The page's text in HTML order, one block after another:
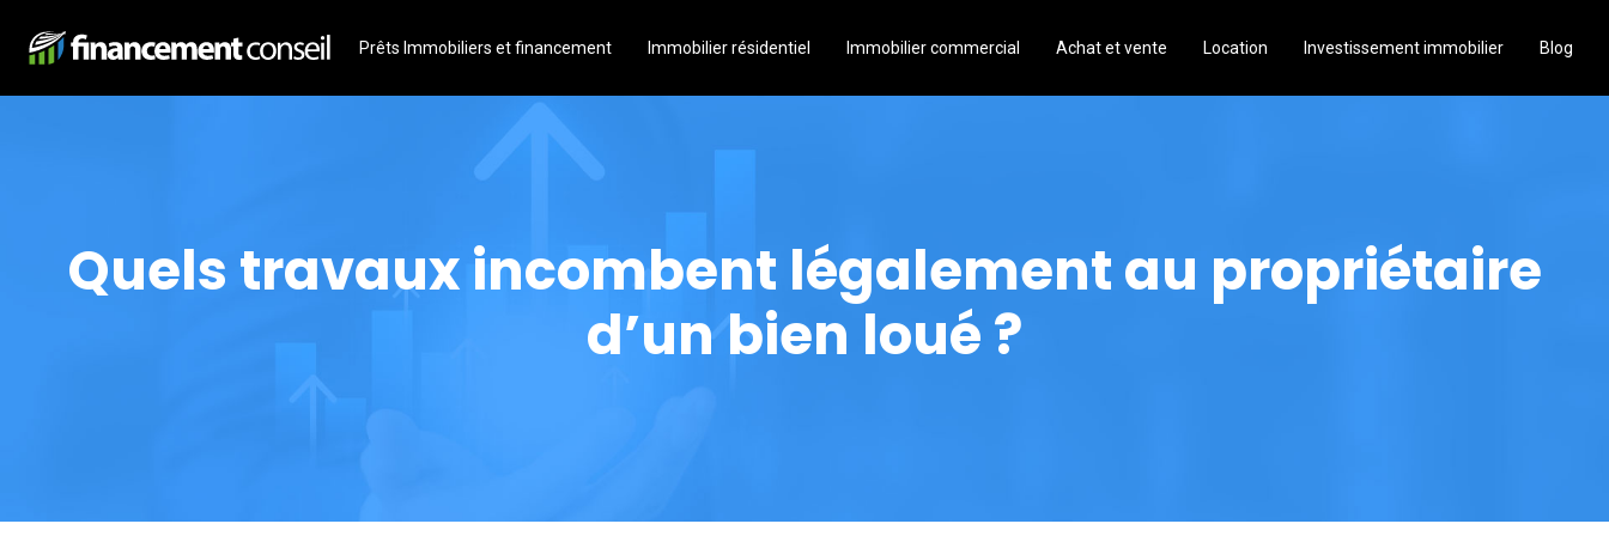
Prêts Immobiliers et financement Immobilier résidentiel Immobilier commercial Achat et vente Location Investissement immobilier Blog
Quels travaux incombent légalement au propriétaire
d’un bien loué ?